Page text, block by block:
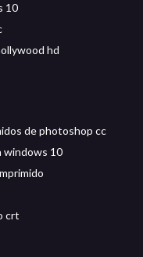
10
hd
de photoshop cc
windows 10
crt